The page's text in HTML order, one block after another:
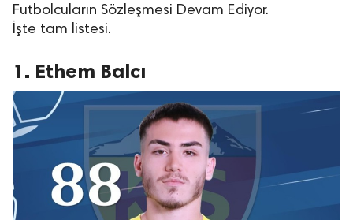
Futbolcuların Sözleşmesi Devam Ediyor.
İşte tam listesi.
1. Ethem Balcı